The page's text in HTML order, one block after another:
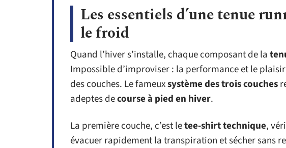
Les essentiels d’une tenue
le froid
Quand l’hiver s’installe, chaque composant de la
Impossible d’improviser : la performance et le
des couches. Le fameuxsystème des trois couches
adeptes decourse à pied en hiver.
La première couche, c’est letee-shirt technique,
évacuer rapidement la transpiration et sécher sans